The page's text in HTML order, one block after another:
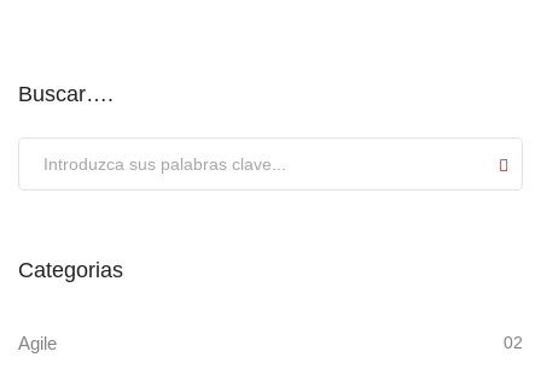
Buscar….
Categorias
Agile 02